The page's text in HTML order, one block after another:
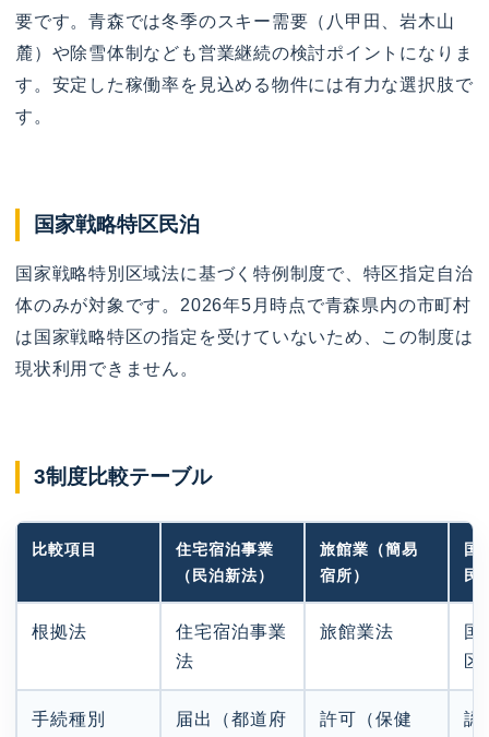
要です。青森では冬季のスキー需要（八甲田、岩木山
麓）や除雪体制なども営業継続の検討ポイントになりま
す。安定した稼働率を見込める物件には有力な選択肢で
す。
国家戦略特区民泊
国家戦略特別区域法に基づく特例制度で、特区指定自治
体のみが対象です。2026年5月時点で青森県内の市町村
は国家戦略特区の指定を受けていないため、この制度は
現状利用できません。
3制度比較テーブル
比較項目
住宅宿泊事業
（民泊新法）
旅館業（簡易
宿所）
国
民
根拠法
住宅宿泊事業
法
旅館業法
国
区
手続種別 届出（都道府 許可（保健 認